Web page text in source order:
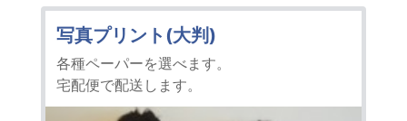
写真プリント(大判)
各種ペーパーを選べます。
宅配便で配送します。